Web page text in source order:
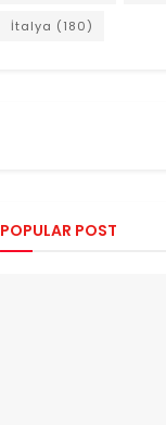
İtalya (180)
POPULAR POST